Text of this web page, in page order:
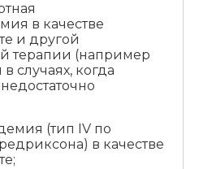
в качестве
и другой
терапии (например
случаях, когда
(тип IV по
в качестве